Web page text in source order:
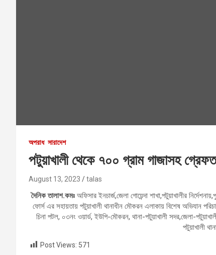
অপরাধ সারাদেশ
পটুয়াখালী থেকে ৭০০ গ্রাম গাজাসহ
August 13, 2023 talas
দৈনিক তালাশ.কমঃঅফিসার ইনচার্জ,জেলা গোয়েন্দা শাখা,পটুয়াখালীর
ফোর্স এর সহায়তায় পটুয়াখালী থানাধীন মৌকরন এলাকায় বিশেষ অভিযান
চিনা পটল, ০৩নং ওয়ার্ড, ইউপি-মৌকরন, থানা-পটুয়াখালী সদর,জেলা-
পটুয়াখালী
Post Views: 571